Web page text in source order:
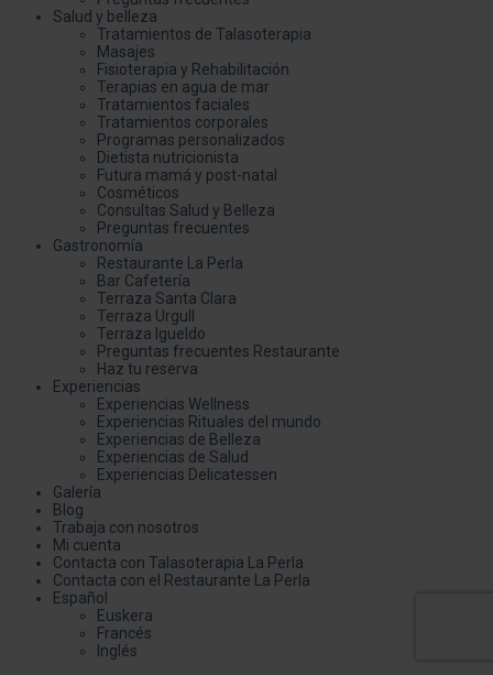
Salud y belleza
Tratamientos de Talasoterapia
Masajes
Fisioterapia y Rehabilitación
Terapias en agua de mar
Tratamientos faciales
Tratamientos corporales
Programas personalizados
Dietista nutricionista
Futura mamá y post-natal
Cosméticos
Consultas Salud y Belleza
Preguntas frecuentes
Gastronomía
Restaurante La Perla
Bar Cafetería
Terraza Santa Clara
Terraza Urgull
Terraza Igueldo
Preguntas frecuentes Restaurante
Haz tu reserva
Experiencias
Experiencias Wellness
Experiencias Rituales del mundo
Experiencias de Belleza
Experiencias de Salud
Experiencias Delicatessen
Galería
Blog
Trabaja con nosotros
Mi cuenta
Contacta con Talasoterapia La Perla
Contacta con el Restaurante La Perla
Español
Euskera
Francés
Inglés